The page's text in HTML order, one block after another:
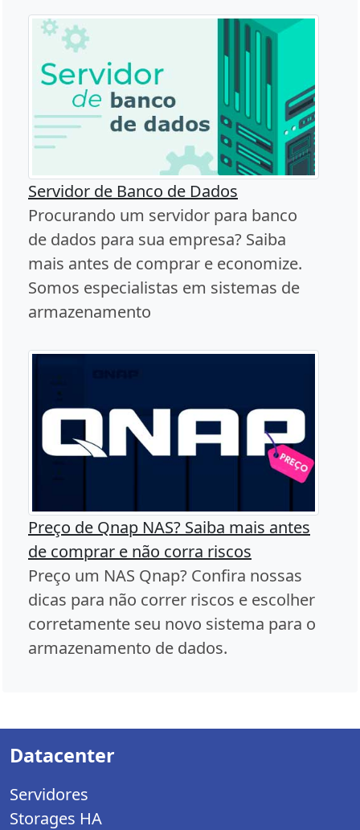
Servidor de Banco de Dados
Procurando um servidor para banco
de dados para sua empresa? Saiba
mais antes de comprar e economize.
Somos especialistas em sistemas de
armazenamento
Preço de Qnap NAS? Saiba mais antes
de comprar e não corra riscos
Preço um NAS Qnap? Confira nossas
dicas para não correr riscos e escolher
corretamente seu novo sistema para o
armazenamento de dados.
Datacenter
Servidores
Storages HA